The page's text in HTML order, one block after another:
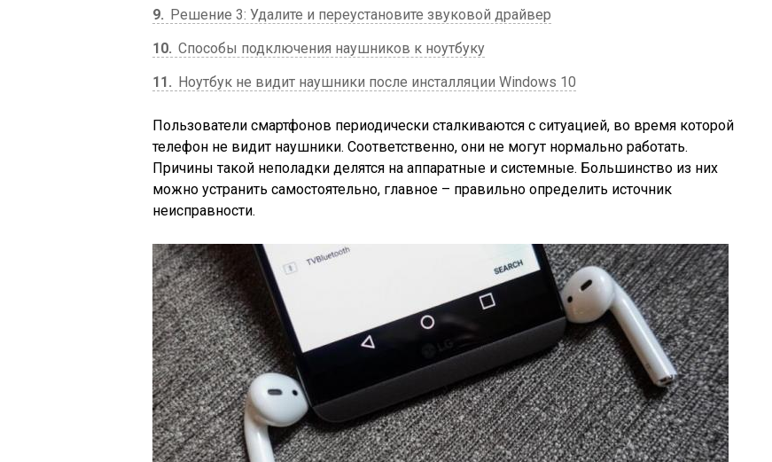
9
Решение 3: Удалите и переустановите звуковой драйвер
10 Способы подключения наушников к ноутбуку
11
Ноутбук не видит наушники после инсталляции Windows 10
Пользователи смартфонов периодически сталкиваются с ситуацией, во время которой
телефон не видит наушники. Соответственно, они не могут нормально работать.
Причины такой неполадки делятся на аппаратные и системные. Большинство из них
можно устранить самостоятельно, главное – правильно определить источник
неисправности.